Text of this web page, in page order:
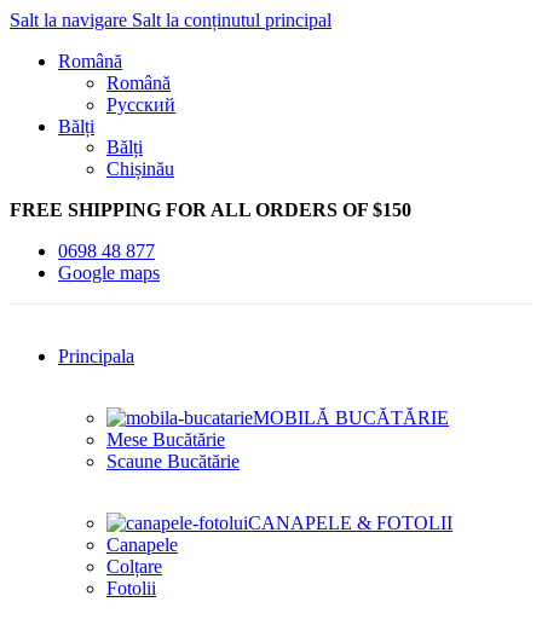
Salt la navigare Salt la conținutul principal
Română
Română
Русский
Bălți
Bălți
Chișinău
FREE SHIPPING FOR ALL ORDERS OF $150
0698 48 877
Google maps
Principala
MOBILĂ BUCĂTĂRIE
Mese Bucătărie
Scaune Bucătărie
CANAPELE & FOTOLII
Canapele
Colțare
Fotolii